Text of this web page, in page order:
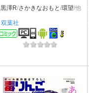
黒澤R/さかきなおもと /環望/他
双葉社
コミック